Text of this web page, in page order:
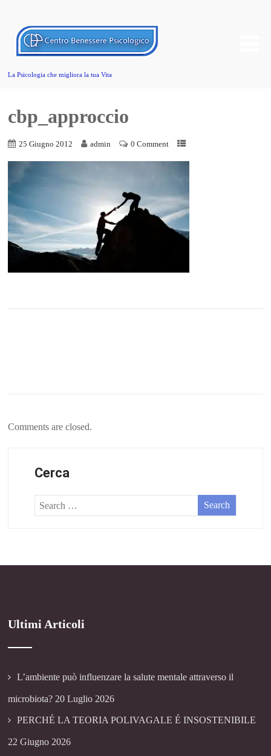
La Psicologia che migliora la tua Vita
cbp_approccio
25 Giugno 2012 admin 0 Comment
Comments are closed.
Cerca
Ultimi Articoli
L’ambiente può influenzare la salute mentale attraverso il
microbiota? 20 Luglio 2026
PERCHÉ LA TEORIA POLIVAGALE É INSOSTENIBILE
22 Giugno 2026